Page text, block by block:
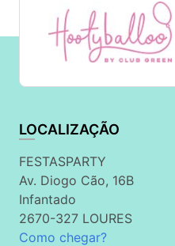
LOCALIZAÇÃO
FESTASPARTY
Av. Diogo Cão, 16B
Infantado
2670-327 LOURES
Como chegar?